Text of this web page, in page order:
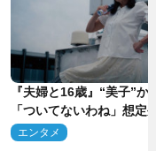
『夫婦と16歳』“美子”か
「ついてないわね」想定
ット衝撃「ヤバすぎ…」
エンタメ